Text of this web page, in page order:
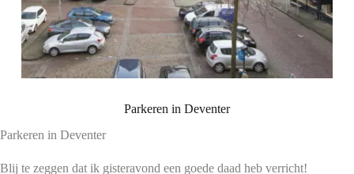
Parkeren in Deventer
Parkeren in Deventer
Blij te zeggen dat ik gisteravond een goede daad heb verricht!